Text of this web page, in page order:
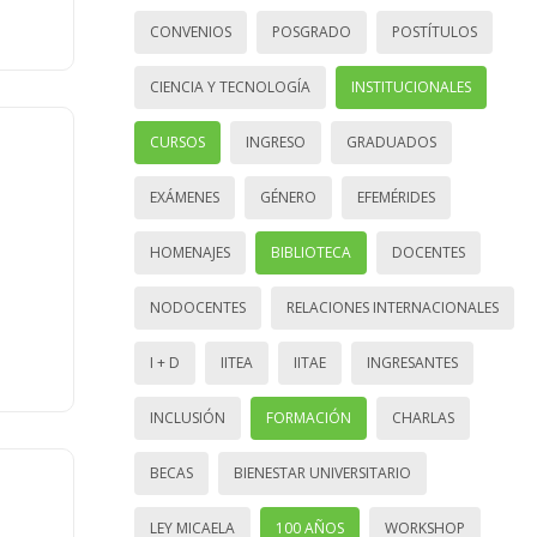
CONVENIOS POSGRADO POSTÍTULOS
CIENCIA Y TECNOLOGÍA INSTITUCIONALES
CURSOS INGRESO GRADUADOS
EXÁMENES GÉNERO EFEMÉRIDES
HOMENAJES BIBLIOTECA DOCENTES
NODOCENTES RELACIONES INTERNACIONALES
I + D IITEA IITAE INGRESANTES
INCLUSIÓN FORMACIÓN CHARLAS
BECAS BIENESTAR UNIVERSITARIO
LEY MICAELA 100 AÑOS WORKSHOP